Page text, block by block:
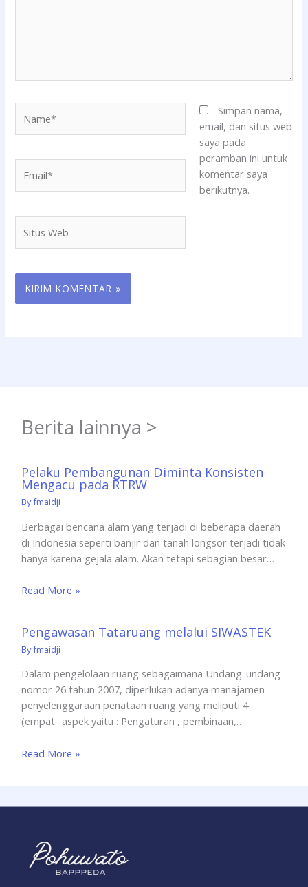
Web
Simpan nama,
email, dan situs web
saya pada
peramban ini untuk
komentar saya
berikutnya.
Berita lainnya >
Pelaku Pembangunan Diminta Konsisten
Mengacu pada RTRW
Byfmaidji
Berbagai bencana alam yang terjadi di beberapa daerah
di Indonesia seperti banjir dan tanah longsor terjadi tidak
hanya karena gejala alam. Akan tetapi sebagian besar…
Read More »
Pengawasan Tataruang melalui SIWASTEK
Byfmaidji
Dalam pengelolaan ruang sebagaimana Undang-undang
nomor 26 tahun 2007, diperlukan adanya manajamen
penyelenggaraan penataan ruang yang meliputi 4
(empat_ aspek yaitu : Pengaturan , pembinaan,…
Read More »